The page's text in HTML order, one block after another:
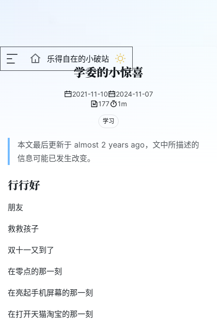
乐得自在的小破站
学委的小惊喜
2021-11-10
2024-11-07
177
1m
学习
本文最后更新于 almost 2 years ago，文中所描述的
信息可能已发生改变。
行行好
朋友
救救孩子
双十一又到了
在零点的那一刻
在亮起手机屏幕的那一刻
在打开天猫淘宝的那一刻